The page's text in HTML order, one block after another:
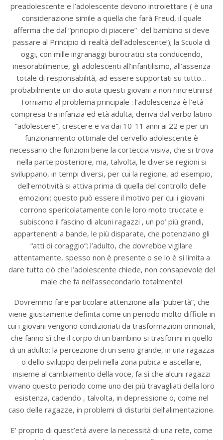
preadolescente e l’adolescente devono introiettare ( è una
considerazione simile a quella che farà Freud, il quale
afferma che dal “principio di piacere” del bambino si deve
passare al Principio di realtà dell’adolescente!); la Scuola di
oggi, con mille ingranaggi burocratici sta conducendo,
inesorabilmente, gli adolescenti all’infantilismo, all’assenza
totale di responsabilità, ad essere supportati su tutto…
probabilmente un dio aiuta questi giovani a non rincretinirsi!
Torniamo al problema principale : l’adolescenza è l’età
compresa tra infanzia ed età adulta, deriva dal verbo latino
“adolescere”, crescere e va dai 10-11 anni ai 22 e per un
funzionamento ottimale del cervello adolescente è
necessario che funzioni bene la corteccia visiva, che si trova
nella parte posteriore, ma, talvolta, le diverse regioni si
sviluppano, in tempi diversi, per cui la regione, ad esempio,
dell’emotività si attiva prima di quella del controllo delle
emozioni: questo può essere il motivo per cui i giovani
corrono spericolatamente con le loro moto truccate e
subiscono il fascino di alcuni ragazzi , un po’ più grandi,
appartenenti a bande, le più disparate, che potenziano gli
“atti di coraggio”; l’adulto, che dovrebbe vigilare
attentamente, spesso non è presente o se lo è si limita a
dare tutto ciò che l’adolescente chiede, non consapevole del
male che fa nell’assecondarlo totalmente!
Dovremmo fare particolare attenzione alla “pubertà”, che
viene giustamente definita come un periodo molto difficile in
cui i giovani vengono condizionati da trasformazioni ormonali,
che fanno sì che il corpo di un bambino si trasformi in quello
di un adulto: la percezione di un seno grande, in una ragazza
o dello sviluppo dei peli nella zona pubica e ascellare,
insieme al cambiamento della voce, fa sì che alcuni ragazzi
vivano questo periodo come uno dei più travagliati della loro
esistenza, cadendo , talvolta, in depressione o, come nel
caso delle ragazze, in problemi di disturbi dell’alimentazione.
E’ proprio di quest’età avere la necessità di una rete, come